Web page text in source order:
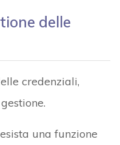
delle
credenziali,
una funzione